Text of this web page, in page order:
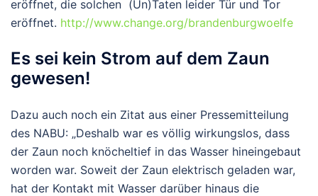
eröffnet, die solchen (Un)Taten leider Tür und Tor
eröffnet. http://www.change.org/brandenburgwoelfe
Es sei kein Strom auf dem Zaun
gewesen!
Dazu auch noch ein Zitat aus einer Pressemitteilung
des NABU: „Deshalb war es völlig wirkungslos, dass
der Zaun noch knöcheltief in das Wasser hineingebaut
worden war. Soweit der Zaun elektrisch geladen war,
hat der Kontakt mit Wasser darüber hinaus die